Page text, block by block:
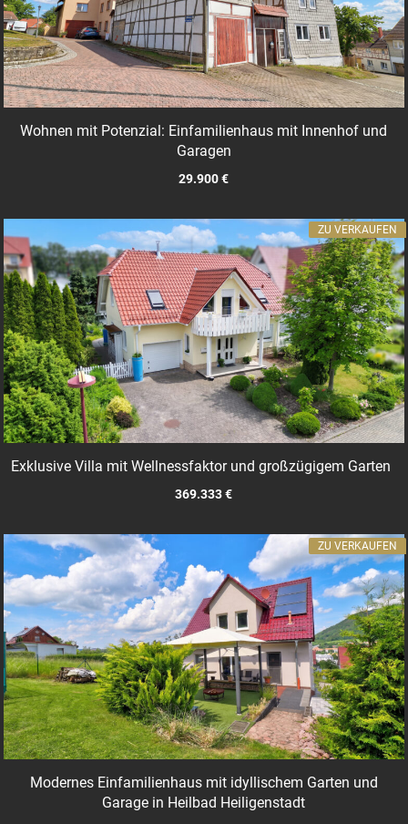
Wohnen mit Potenzial: Einfamilienhaus mit Innenhof und
Garagen
29.900 €
Exklusive Villa mit Wellnessfaktor und großzügigem Garten
369.333 €
ZU VERKAUFEN
Modernes Einfamilienhaus mit idyllischem Garten und
Garage in Heilbad Heiligenstadt
ZU VERKAUFEN